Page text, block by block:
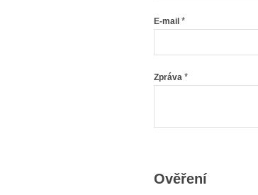
E-mail *
Zpráva *
Ověření